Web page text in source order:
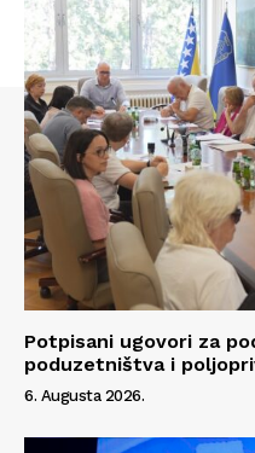
Impressum
Potpisani ugovori za
poduzetništva i
6. Augusta 2026.